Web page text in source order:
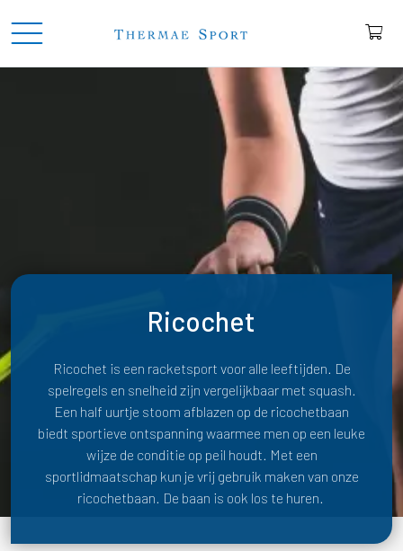
Ricochet
Ricochet is een racketsport voor alle leeftijden. De
spelregels en snelheid zijn vergelijkbaar met squash.
Een half uurtje stoom afblazen op de ricochetbaan
biedt sportieve ontspanning waarmee men op een leuke
wijze de conditie op peil houdt. Met een
sportlidmaatschap kun je vrij gebruik maken van onze
ricochetbaan. De baan is ook los te huren.